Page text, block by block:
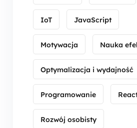
IoT JavaScript
Motywacja Nauka
Optymalizacja i wydajność
Programowanie
Rozwój osobisty